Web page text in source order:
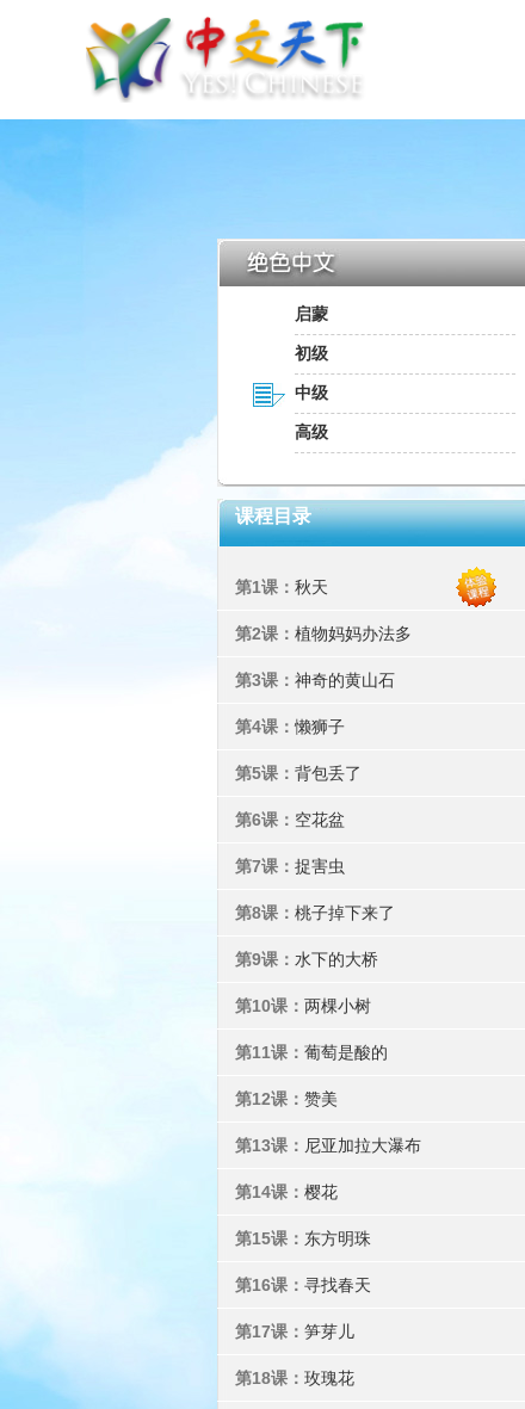
启蒙
初级
中级
高级
课程目录
第1课： 秋天
第2课： 植物妈妈办法多
第3课： 神奇的黄山石
第4课：懒狮子
第5课： 背包丢了
第6课： 空花盆
第7课： 捉害虫
第8课： 桃子掉下来了
第9课： 水下的大桥
第10课： 两棵小树
第11课： 葡萄是酸的
第12课： 赞美
第13课： 尼亚加拉大瀑布
第14课： 樱花
第15课： 东方明珠
第16课： 寻找春天
第17课： 笋芽儿
第18课： 玫瑰花